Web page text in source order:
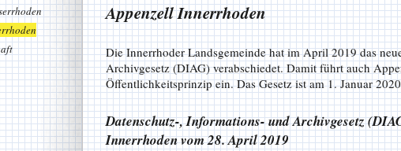
Appenzell Innerrhoden
Die Innerrhoder Landsgemeinde hat im April 2019 das
Archivgesetz (DIAG) verabschiedet. Damit führt auch
Öffentlichkeitsprinzip ein. Das Gesetz ist am 1. Januar
Datenschutz-, Informations- und Archivgesetz
Innerrhoden vom 28. April 2019